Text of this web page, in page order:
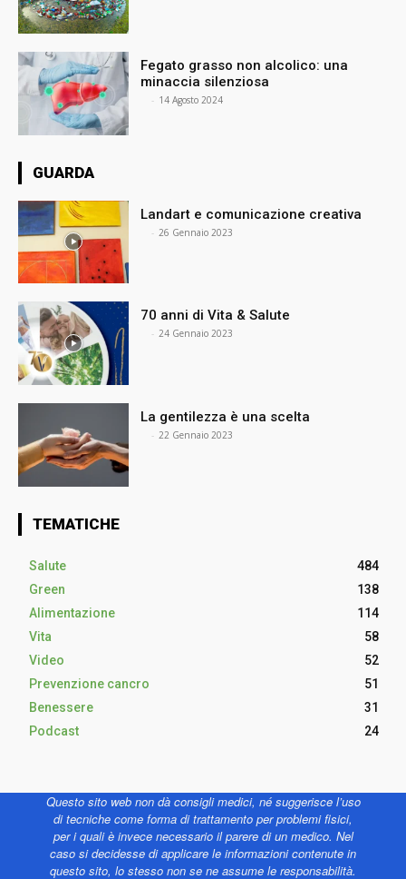
Fegato grasso non alcolico: una
minaccia silenziosa
- 14 Agosto 2024
GUARDA
Landart e comunicazione creativa
- 26 Gennaio 2023
70 anni di Vita & Salute
- 24 Gennaio 2023
La gentilezza è una scelta
- 22 Gennaio 2023
TEMATICHE
Salute
484
Green
138
Alimentazione
114
Vita
58
Video
52
Prevenzione cancro
51
Benessere
31
Podcast
24
Questo sito web non dà consigli medici, né suggerisce l’uso
di tecniche come forma di trattamento per problemi fisici,
per i quali è invece necessario il parere di un medico. Nel
caso si decidesse di applicare le informazioni contenute in
questo sito, lo stesso non se ne assume le responsabilità.